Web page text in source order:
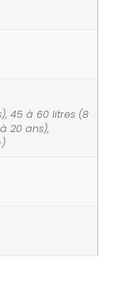
45 à 60 litres (8
20 ans),